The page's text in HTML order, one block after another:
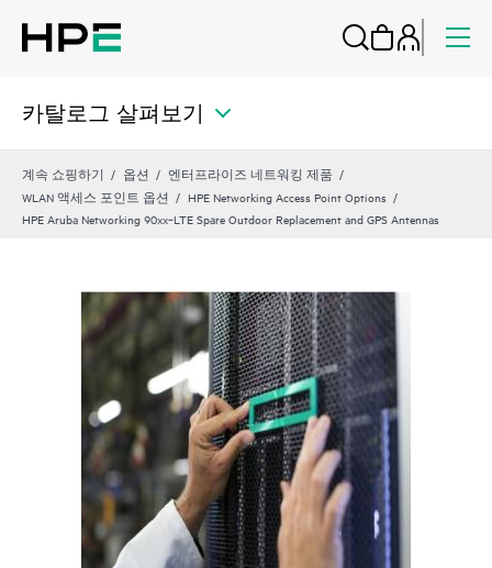
카탈로그 살펴보기
계속 쇼핑하기 옵션
엔터프라이즈 네트워킹 제품
WLAN 액세스 포인트 옵션
HPE Networking Access Point Options
HPE Aruba Networking 90xx‑LTE Spare Outdoor Replacement and GPS Antennas